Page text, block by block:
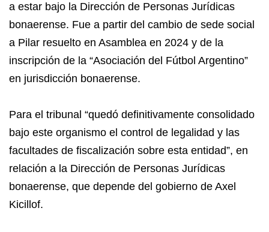
a estar bajo la Dirección de Personas Jurídicas
bonaerense. Fue a partir del cambio de sede social
a Pilar resuelto en Asamblea en 2024 y de la
inscripción de la “Asociación del Fútbol Argentino”
en jurisdicción bonaerense.
Para el tribunal “quedó definitivamente consolidado
bajo este organismo el control de legalidad y las
facultades de fiscalización sobre esta entidad”, en
relación a la Dirección de Personas Jurídicas
bonaerense, que depende del gobierno de Axel
Kicillof.